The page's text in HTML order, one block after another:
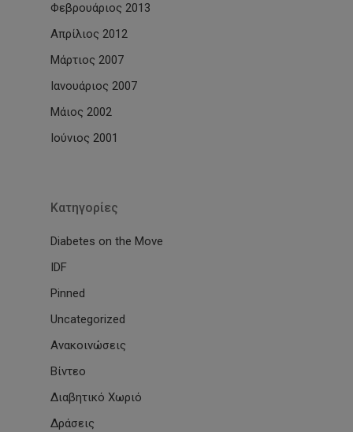
Φεβρουάριος 2013
Απρίλιος 2012
Μάρτιος 2007
Ιανουάριος 2007
Μάιος 2002
Ιούνιος 2001
Kατηγορίες
Diabetes on the Move
IDF
Pinned
Uncategorized
Ανακοινώσεις
Βίντεο
Διαβητικό Χωριό
Δράσεις